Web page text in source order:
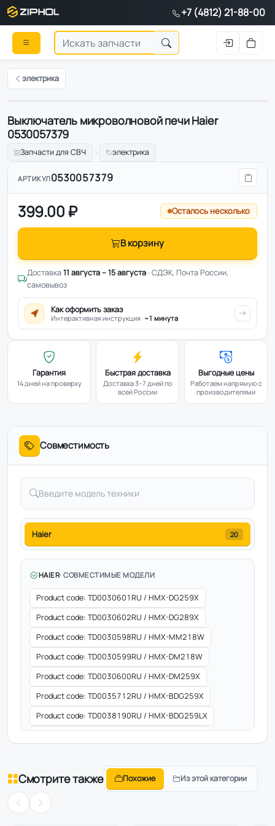
+7 (4812) 21-88-00
электрика
Оригинал
Выключатель микроволновой печи Haier
0530057379
Запчасти для СВЧ электрика
АРТИКУЛ0530057379
399.00 ₽ Осталось несколько
В корзину
Доставка11 августа – 15 августа · СДЭК, Почта России,
самовывоз
Как оформить заказ
Интерактивная инструкция · ~1 минута
Гарантия
14 дней на проверку
Быстрая доставка
Доставка 3–7 дней по
всей России
Выгодные цены
Работаем напрямую с
производителями
Совместимость
Haier 20
HAIER· СОВМЕСТИМЫЕ МОДЕЛИ
Product code: TD0030601RU / HMX-DG259X
Product code: TD0030602RU / HMX-DG289X
Product code: TD0030598RU / HMX-MM218W
Product code: TD0030599RU / HMX-DM218W
Product code: TD0030600RU / HMX-DM259X
Product code: TD0035712RU / HMX-BDG259X
Product code: TD0038190RU / HMX-BDG259LX
Product code: TD0030593RU / HMX-MG207S
Product code: TD0030592RU / HMX-MG207W
Product code: TD0030593RU / HMX-MG207S
Смотрите также Похожие Из этой категории